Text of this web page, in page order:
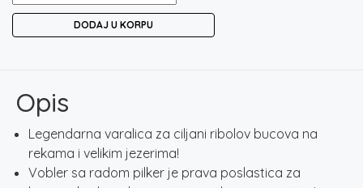
THRILL
količina
DODAJ U KORPU
Opis
Legendarna varalica za ciljani ribolov bucova na
rekama i velikim jezerima!
Vobler sa radom pilker je prava poslastica za